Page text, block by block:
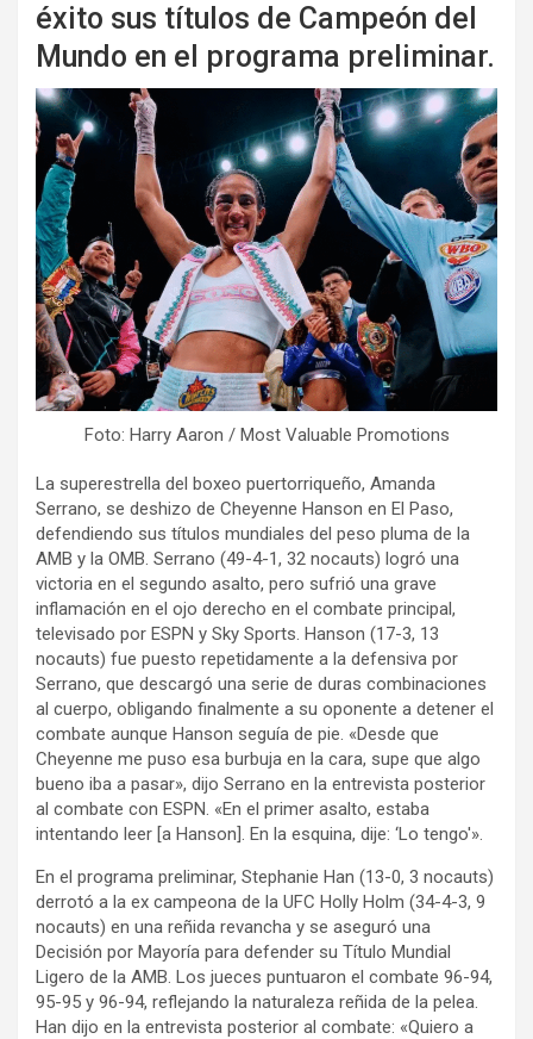
éxito sus títulos de Campeón del
Mundo en el programa preliminar.
Foto: Harry Aaron / Most Valuable Promotions
La superestrella del boxeo puertorriqueño, Amanda
Serrano, se deshizo de Cheyenne Hanson en El Paso,
defendiendo sus títulos mundiales del peso pluma de la
AMB y la OMB. Serrano (49-4-1, 32 nocauts) logró una
victoria en el segundo asalto, pero sufrió una grave
inflamación en el ojo derecho en el combate principal,
televisado por ESPN y Sky Sports. Hanson (17-3, 13
nocauts) fue puesto repetidamente a la defensiva por
Serrano, que descargó una serie de duras combinaciones
al cuerpo, obligando finalmente a su oponente a detener el
combate aunque Hanson seguía de pie. «Desde que
Cheyenne me puso esa burbuja en la cara, supe que algo
bueno iba a pasar», dijo Serrano en la entrevista posterior
al combate con ESPN. «En el primer asalto, estaba
intentando leer [a Hanson]. En la esquina, dije: ‘Lo tengo'».
En el programa preliminar, Stephanie Han (13-0, 3 nocauts)
derrotó a la ex campeona de la UFC Holly Holm (34-4-3, 9
nocauts) en una reñida revancha y se aseguró una
Decisión por Mayoría para defender su Título Mundial
Ligero de la AMB. Los jueces puntuaron el combate 96-94,
95-95 y 96-94, reflejando la naturaleza reñida de la pelea.
Han dijo en la entrevista posterior al combate: «Quiero a